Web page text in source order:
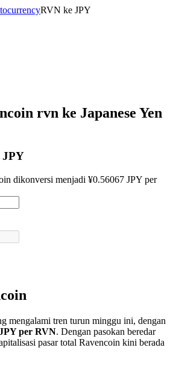
Berjangka
RVN ke JPY
rvn ke Japanese Yen
JPY
dikonversi menjadi ¥0.56067 JPY per
mengalami tren turun minggu ini, dengan
per RVN. Dengan pasokan beredar
pasar total Ravencoin kini berada